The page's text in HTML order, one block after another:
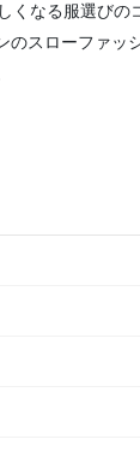
くなる服選びの
のスローファッ